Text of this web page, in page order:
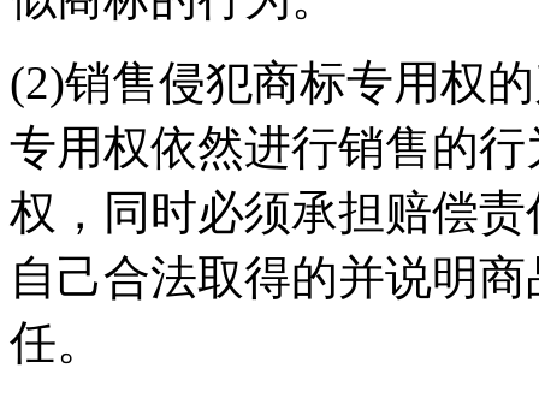
(2)销售侵犯商标专用权
专用权依然进行销售的
权，同时必须承担赔偿
自己合法取得的并说明
任。